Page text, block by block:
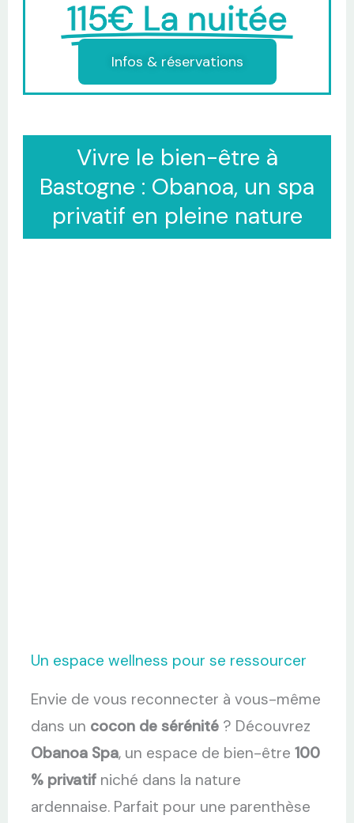
115€ La nuitée
Infos & réservations
Vivre le bien-être à
Bastogne : Obanoa, un spa
privatif en pleine nature
Un espace wellness pour se ressourcer
Envie de vous reconnecter à vous-même
dans un cocon de sérénité ? Découvrez
Obanoa Spa, un espace de bien-être100
% privatif niché dans la nature
ardennaise. Parfait pour une parenthèse